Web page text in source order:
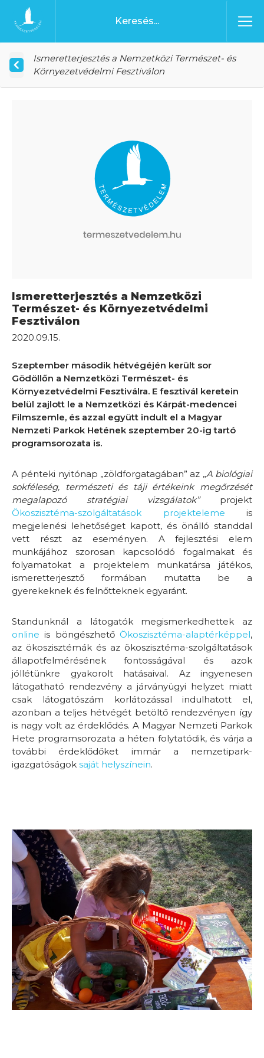
Ugrás a tartalomhoz
Főoldal
Ismeretterjesztés a Nemzetközi Természet- és
Környezetvédelmi Fesztiválon
Ismeretterjesztés a Nemzetközi
Természet- és Környezetvédelmi
Fesztiválon
2020.09.15.
Szeptember második hétvégéjén került sor
Gödöllőn a Nemzetközi Természet- és
Környezetvédelmi Fesztiválra. E fesztivál keretein
belül zajlott le a Nemzetközi és Kárpát-medencei
Filmszemle, és azzal együtt indult el a Magyar
Nemzeti Parkok Hetének szeptember 20-ig tartó
programsorozata is.
A pénteki nyitónap „zöldforgatagában” az „A biológiai
sokféleség, természeti és táji értékeink megőrzését
megalapozó stratégiai vizsgálatok”projekt
Ökoszisztéma-szolgáltatások projekteleme is
megjelenési lehetőséget kapott, és önálló standdal
vett részt az eseményen. A fejlesztési elem
munkájához szorosan kapcsolódó fogalmakat és
folyamatokat a projektelem munkatársa játékos,
ismeretterjesztő formában mutatta be a
gyerekeknek és felnőtteknek egyaránt.
Standunknál a látogatók megismerkedhettek az
online is böngészhető Ökoszisztéma-alaptérképpel,
az ökoszisztémák és az ökoszisztéma-szolgáltatások
állapotfelmérésének fontosságával és azok
jóllétünkre gyakorolt hatásaival. Az ingyenesen
látogatható rendezvény a járványügyi helyzet miatt
csak látogatószám korlátozással indulhatott el,
azonban a teljes hétvégét betöltő rendezvényen így
is nagy volt az érdeklődés. A Magyar Nemzeti Parkok
Hete programsorozata a héten folytatódik, és várja a
további érdeklődőket immár a nemzetipark-
igazgatóságok saját helyszínein.